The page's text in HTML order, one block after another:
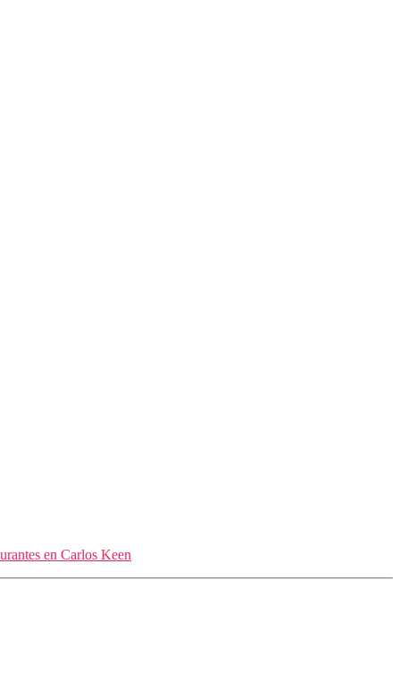
en Carlos Keen